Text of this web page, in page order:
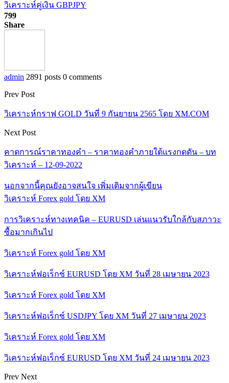
วิเคราะห์คู่เงิน GBPJPY
799
Share
admin 2891 posts 0 comments
Prev Post
วิเคราะห์กราฟ GOLD วันที่ 9 กันยายน 2565 โดย XM.COM
Next Post
คาดการณ์ราคาทองคำ – ราคาทองคำภายใต้แรงกดดัน – บท
วิเคราะห์ – 12-09-2022
นอกจากนี้คุณยังอาจสนใจ เพิ่มเติมจากผู้เขียน
วิเคราะห์ Forex gold โดย XM
การวิเคราะห์ทางเทคนิค – EURUSD เล่นแนวรับใกล้กับสภาวะ
ซื้อมากเกินไป
วิเคราะห์ Forex gold โดย XM
วิเคราะห์ฟอเร็กซ์ EURUSD โดย XM วันที่ 28 เมษายน 2023
วิเคราะห์ Forex gold โดย XM
วิเคราะห์ฟอเร็กซ์ USDJPY โดย XM วันที่ 27 เมษายน 2023
วิเคราะห์ Forex gold โดย XM
วิเคราะห์ฟอเร็กซ์ EURUSD โดย XM วันที่ 24 เมษายน 2023
Prev Next